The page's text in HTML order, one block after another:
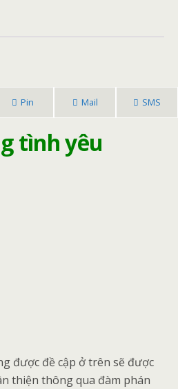
o st
e
Pin Mail SMS
tình yêu
được đề cập ở trên sẽ được
thiện thông qua đàm phán